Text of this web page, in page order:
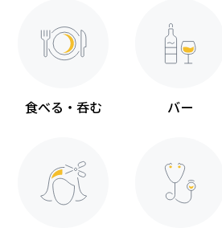
食べる・呑む バー